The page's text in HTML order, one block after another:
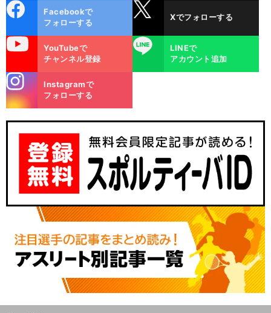
ok
Facebookで
フォローする
Xでフォローする
YouTubeで
チャンネル登録
LINE
LINEで
アカウント追加
m
Instagramで
フォローする